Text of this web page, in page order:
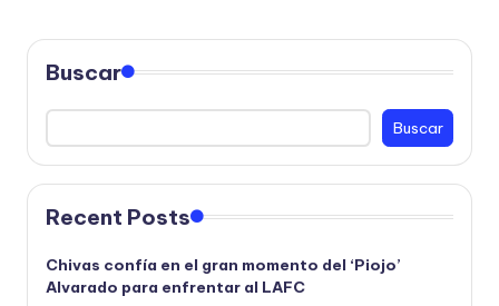
Buscar
Buscar
Recent Posts
Chivas confía en el gran momento del ‘Piojo’
Alvarado para enfrentar al LAFC